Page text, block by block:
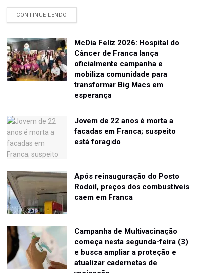
CONTINUE LENDO
McDia Feliz 2026: Hospital do
Câncer de Franca lança
oficialmente campanha e
mobiliza comunidade para
transformar Big Macs em
esperança
Jovem de 22 anos é morta a
facadas em Franca; suspeito
está foragido
Após reinauguração do Posto
Rodoil, preços dos combustíveis
caem em Franca
Campanha de Multivacinação
começa nesta segunda-feira (3)
e busca ampliar a proteção e
atualizar cadernetas de